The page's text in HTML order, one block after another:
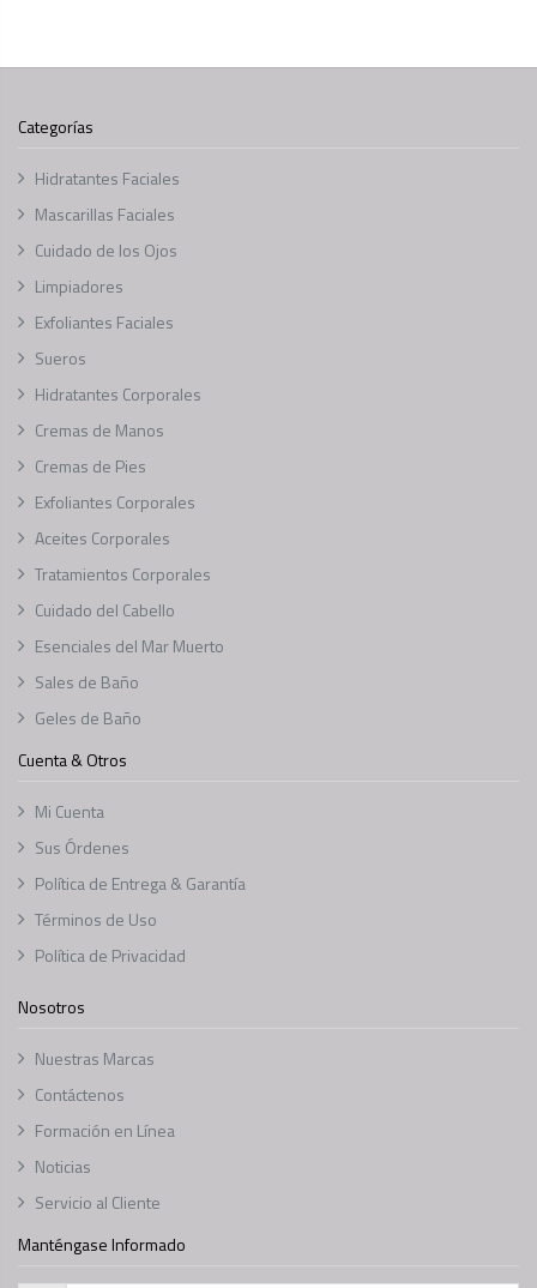
Categorías
Hidratantes Faciales
Mascarillas Faciales
Cuidado de los Ojos
Limpiadores
Exfoliantes Faciales
Sueros
Hidratantes Corporales
Cremas de Manos
Cremas de Pies
Exfoliantes Corporales
Aceites Corporales
Tratamientos Corporales
Cuidado del Cabello
Esenciales del Mar Muerto
Sales de Baño
Geles de Baño
Cuenta & Otros
Mi Cuenta
Sus Órdenes
Política de Entrega & Garantía
Términos de Uso
Política de Privacidad
Nosotros
Nuestras Marcas
Contáctenos
Formación en Línea
Noticias
Servicio al Cliente
Manténgase Informado